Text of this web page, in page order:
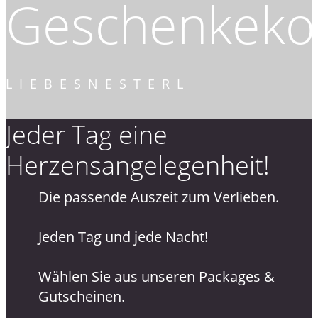
LIEBESNESTERL
Jeder Tag eine
Herzensangelegenheit!
Die passende Auszeit zum Verlieben.
Jeden Tag und jede Nacht!
Wählen Sie aus unseren Packages &
Gutscheinen.